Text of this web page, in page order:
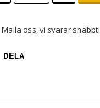
Maila oss, vi svarar snabbt!
DELA